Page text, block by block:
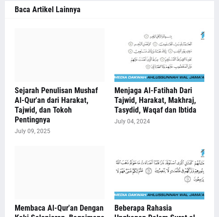
Baca Artikel Lainnya
Sejarah Penulisan Mushaf
Al-Qur'an dari Harakat,
Tajwid, dan Tokoh
Pentingnya
July 09, 2025
Menjaga Al-Fatihah Dari
Tajwid, Harakat, Makhraj,
Tasydid, Waqaf dan Ibtida
July 04, 2024
Membaca Al-Qur'an Dengan
Beberapa Rahasia